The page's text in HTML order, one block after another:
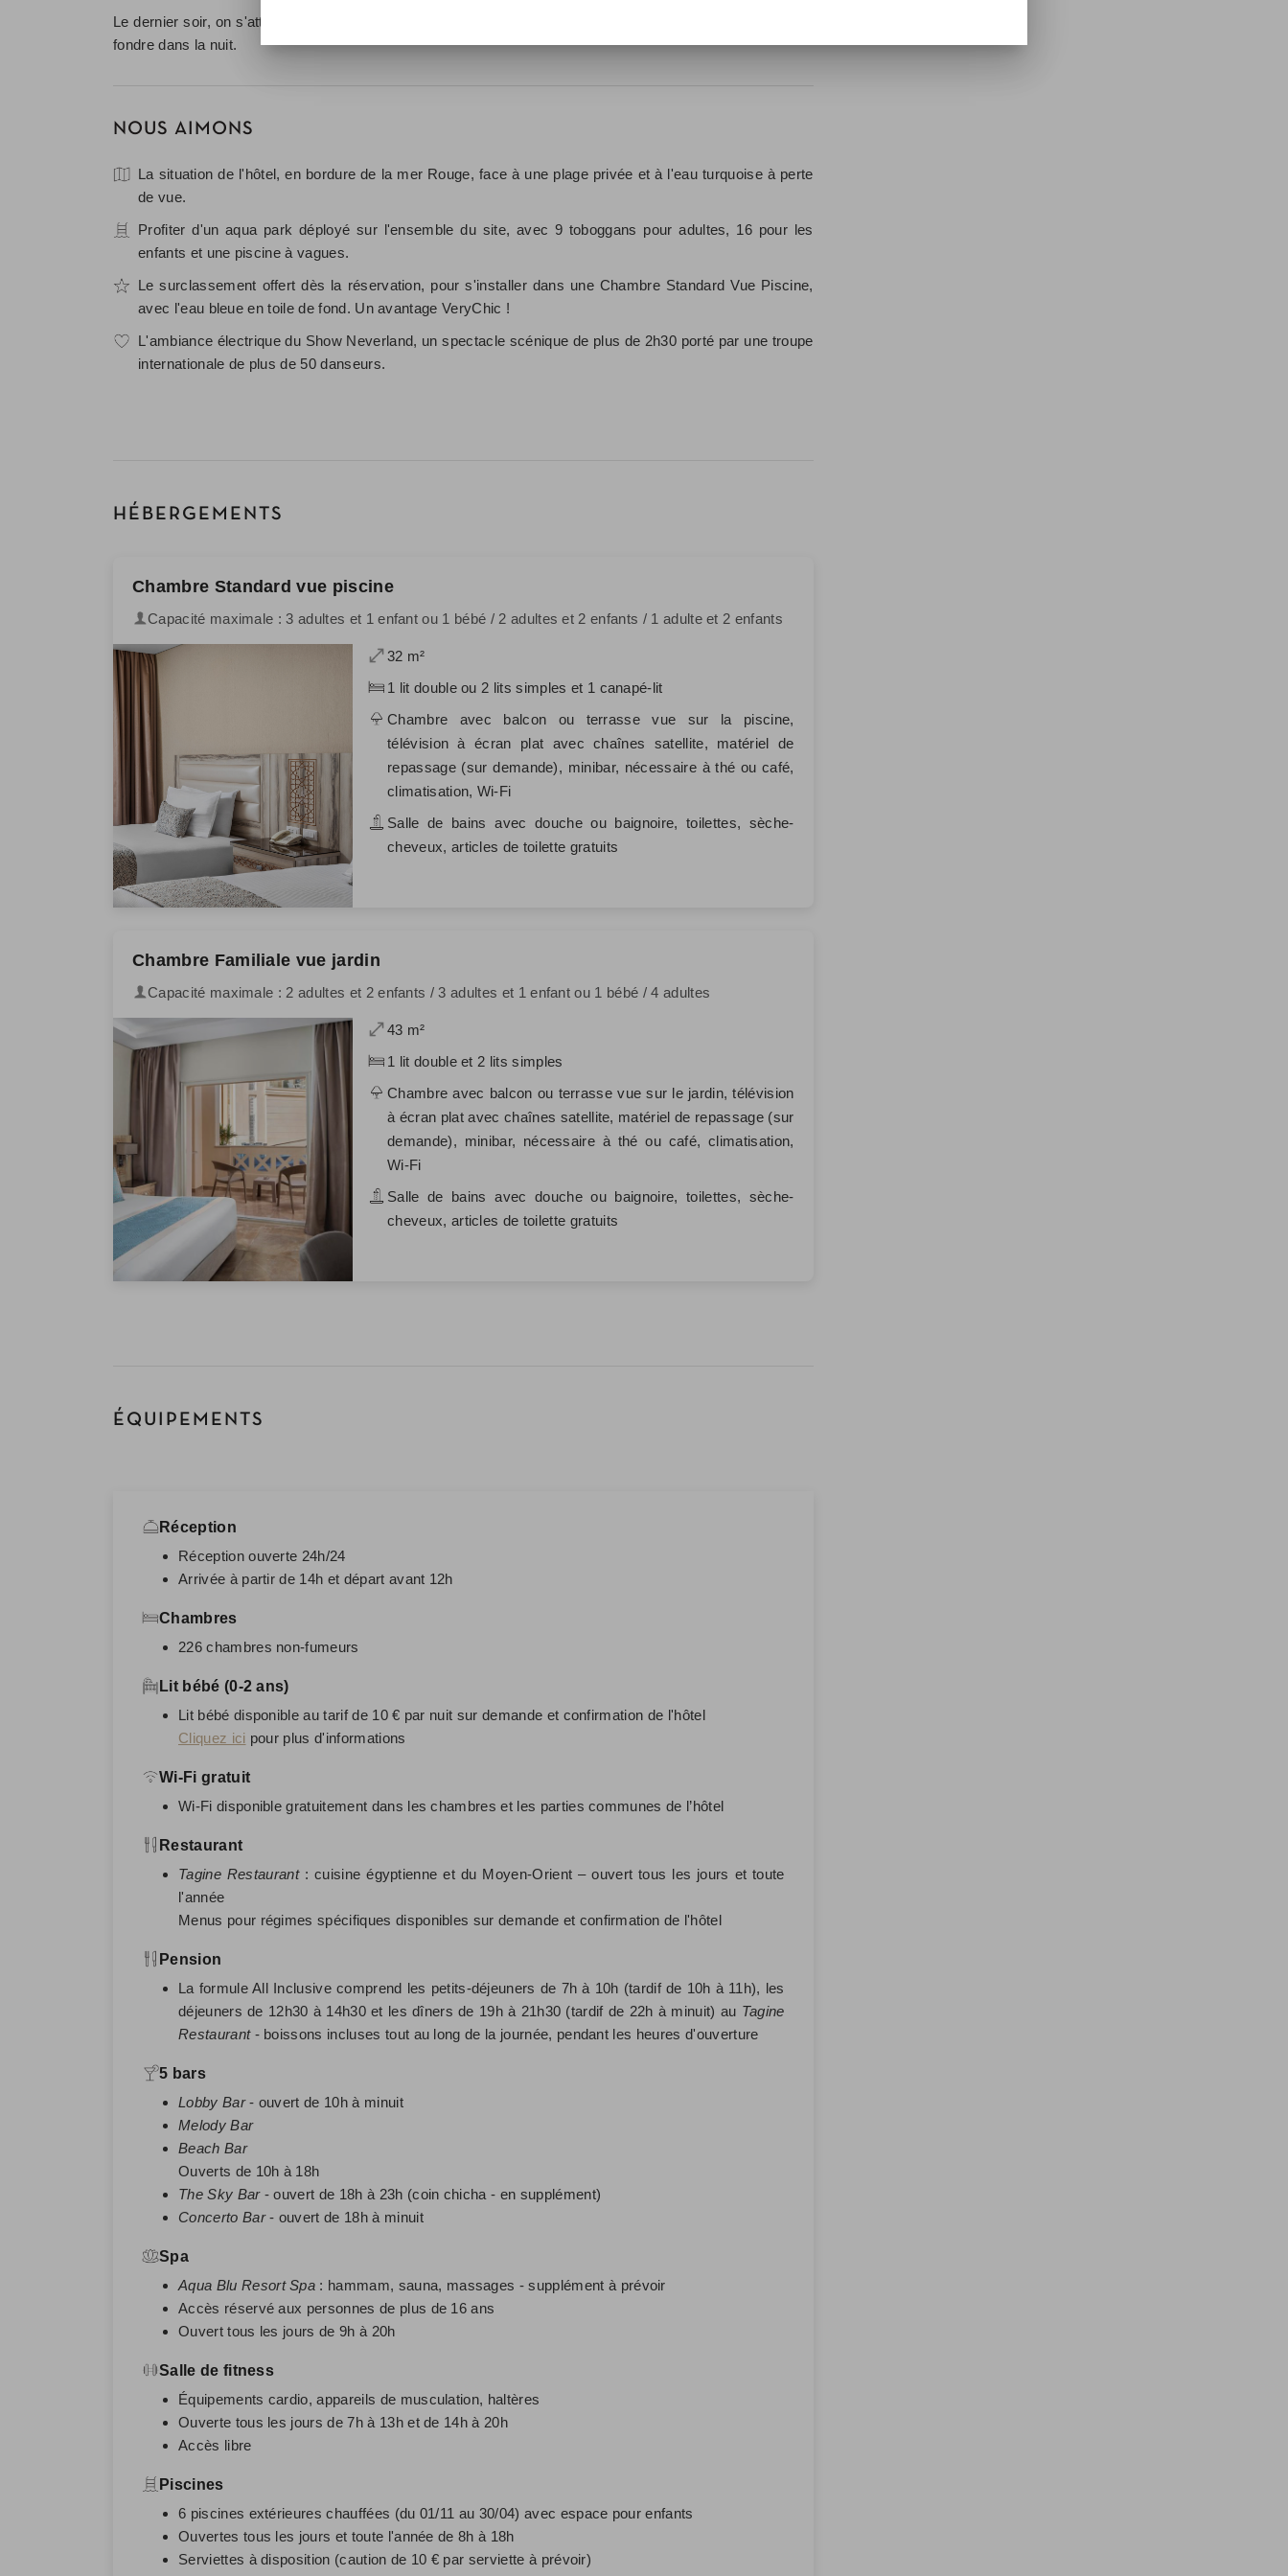
Le dernier soir, on s'attarde sur la plage, pieds nus dans le sable encore tiède, à regarder la mer Rouge se
fondre dans la nuit.
NOUS AIMONS
La situation de l'hôtel, en bordure de la mer Rouge, face à une plage privée et à l'eau turquoise à perte
de vue.
Profiter d'un aqua park déployé sur l'ensemble du site, avec 9 toboggans pour adultes, 16 pour les
enfants et une piscine à vagues.
Le surclassement offert dès la réservation, pour s'installer dans une Chambre Standard Vue Piscine,
avec l'eau bleue en toile de fond. Un avantage VeryChic !
L'ambiance électrique du Show Neverland, un spectacle scénique de plus de 2h30 porté par une troupe
internationale de plus de 50 danseurs.
HÉBERGEMENTS
Chambre Standard vue piscine
Capacité maximale : 3 adultes et 1 enfant ou 1 bébé / 2 adultes et 2 enfants / 1 adulte et 2 enfants
32 m²
1 lit double ou 2 lits simples et 1 canapé-lit
Chambre avec balcon ou terrasse vue sur la piscine,
télévision à écran plat avec chaînes satellite, matériel de
repassage (sur demande), minibar, nécessaire à thé ou café,
climatisation, Wi-Fi
Salle de bains avec douche ou baignoire, toilettes, sèche-
cheveux, articles de toilette gratuits
Chambre Familiale vue jardin
Capacité maximale : 2 adultes et 2 enfants / 3 adultes et 1 enfant ou 1 bébé / 4 adultes
43 m²
1 lit double et 2 lits simples
Chambre avec balcon ou terrasse vue sur le jardin, télévision
à écran plat avec chaînes satellite, matériel de repassage (sur
demande), minibar, nécessaire à thé ou café, climatisation,
Wi-Fi
Salle de bains avec douche ou baignoire, toilettes, sèche-
cheveux, articles de toilette gratuits
ÉQUIPEMENTS
Réception
Réception ouverte 24h/24
Arrivée à partir de 14h et départ avant 12h
Chambres
226 chambres non-fumeurs
Lit bébé (0-2 ans)
Lit bébé disponible au tarif de 10 € par nuit sur demande et confirmation de l'hôtel
Cliquez ici pour plus d'informations
Wi-Fi gratuit
Wi-Fi disponible gratuitement dans les chambres et les parties communes de l’hôtel
Restaurant
Tagine Restaurant: cuisine égyptienne et du Moyen-Orient – ouvert tous les jours et toute
l'année
Menus pour régimes spécifiques disponibles sur demande et confirmation de l'hôtel
Pension
La formule All Inclusive comprend les petits-déjeuners de 7h à 10h (tardif de 10h à 11h), les
déjeuners de 12h30 à 14h30 et les dîners de 19h à 21h30 (tardif de 22h à minuit) au Tagine
Restaurant- boissons incluses tout au long de la journée, pendant les heures d'ouverture
5 bars
Lobby Bar- ouvert de 10h à minuit
Melody Bar
Beach Bar
Ouverts de 10h à 18h
The Sky Bar- ouvert de 18h à 23h (coin chicha - en supplément)
Concerto Bar- ouvert de 18h à minuit
Spa
Aqua Blu ResortSpa : hammam, sauna, massages - supplément à prévoir
Accès réservé aux personnes de plus de 16 ans
Ouvert tous les jours de 9h à 20h
Salle de fitness
Équipements cardio, appareils de musculation, haltères
Ouverte tous les jours de 7h à 13h et de 14h à 20h
Accès libre
Piscines
6 piscines extérieures chauffées (du 01/11 au 30/04) avec espace pour enfants
Ouvertes tous les jours et toute l'année de 8h à 18h
Serviettes à disposition (caution de 10 € par serviette à prévoir)